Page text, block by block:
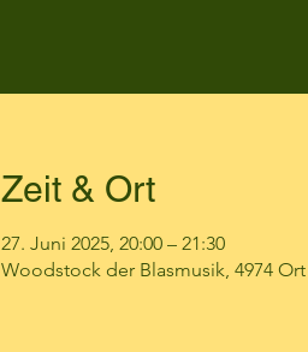
Zeit & Ort
27. Juni 2025, 20:00 – 21:30
Woodstock der Blasmusik, 4974